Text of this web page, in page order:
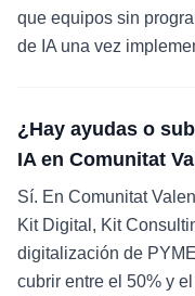
que equipos sin
de IA una vez
¿Hay ayudas o
IA en Comunitat
Sí. En Comunitat
Kit Digital, Kit
digitalización de
cubrir entre el 50% y